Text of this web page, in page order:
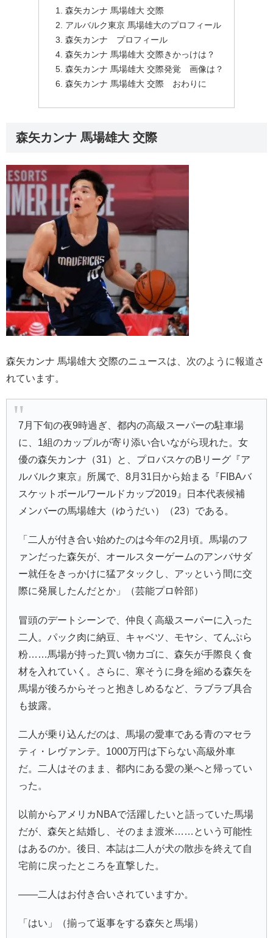
森矢カンナ 馬場雄大 交際
アルバルク東京 馬場雄大のプロフィール
森矢カンナ プロフィール
森矢カンナ 馬場雄大 交際きかっけは？
森矢カンナ 馬場雄大 交際発覚 画像は？
森矢カンナ 馬場雄大 交際 おわりに
森矢カンナ 馬場雄大 交際
森矢カンナ 馬場雄大 交際のニュースは、次のように報道さ
れています。
7月下旬の夜9時過ぎ、都内の高級スーパーの駐車場
に、1組のカップルが寄り添い合いながら現れた。女
優の森矢カンナ（31）と、プロバスケのBリーグ『ア
ルバルク東京』所属で、8月31日から始まる『FIBAバ
スケットボールワールドカップ2019』日本代表候補
メンバーの馬場雄大（ゆうだい）（23）である。
「二人が付き合い始めたのは今年の2月頃。馬場のフ
ァンだった森矢が、オールスターゲームのアンバサダ
ー就任をきっかけに猛アタックし、アッという間に交
際に発展したんだとか」（芸能プロ幹部）
冒頭のデートシーンで、仲良く高級スーパーに入った
二人。パック肉に納豆、キャベツ、モヤシ、てんぷら
粉……馬場が持った買い物カゴに、森矢が手際良く食
材を入れていく。さらに、寒そうに身を縮める森矢を
馬場が後ろからそっと抱きしめるなど、ラブラブ具合
も披露。
二人が乗り込んだのは、馬場の愛車である青のマセラ
ティ・レヴァンテ。1000万円は下らない高級外車
だ。二人はそのまま、都内にある愛の巣へと帰ってい
った。
以前からアメリカNBAで活躍したいと語っていた馬場
だが、森矢と結婚し、そのまま渡米……という可能性
はあるのか。後日、本誌は二人が犬の散歩を終えて自
宅前に戻ったところを直撃した。
――二人はお付き合いされていますか。
「はい」（揃って返事をする森矢と馬場）